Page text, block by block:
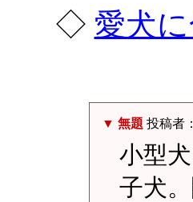
◇ 愛犬
▼ 無題 投稿者：
小型
子犬